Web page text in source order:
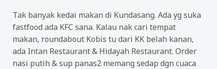
Tak banyak kedai makan di Kundasang. Ada yg suka
fastfood ada KFC sana. Kalau nak cari tempat
makan, roundabout Kobis tu dari KK belah kanan,
ada Intan Restaurant & Hidayah Restaurant. Order
nasi putih & sup panas2 memang sedap dgn cuaca